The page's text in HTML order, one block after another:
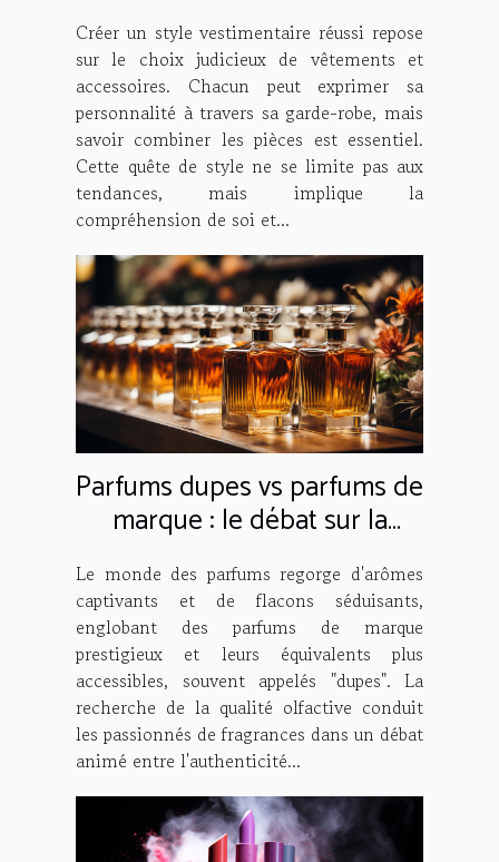
créer un bon style simple ?
Créer un style vestimentaire réussi repose
sur le choix judicieux de vêtements et
accessoires. Chacun peut exprimer sa
personnalité à travers sa garde-robe, mais
savoir combiner les pièces est essentiel.
Cette quête de style ne se limite pas aux
tendances, mais implique la
compréhension de soi et...
Parfums dupes vs parfums de
marque : le débat sur la
qualité
Le monde des parfums regorge d'arômes
captivants et de flacons séduisants,
englobant des parfums de marque
prestigieux et leurs équivalents plus
accessibles, souvent appelés "dupes". La
recherche de la qualité olfactive conduit
les passionnés de fragrances dans un débat
animé entre l'authenticité...